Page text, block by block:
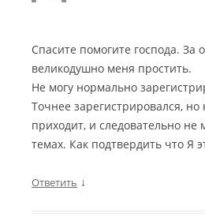
Спасите помогите господа. За
великодушно меня простить.
Не могу нормально
Точнее зарегистрировался,
приходит, и следовательно не
темах. Как подтвердить что Я
Ответить ↓